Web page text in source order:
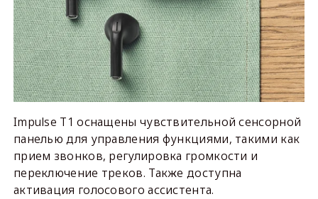
Impulse T1 оснащены чувствительной сенсорной
панелью для управления функциями, такими как
прием звонков, регулировка громкости и
переключение треков. Также доступна
активация голосового ассистента.